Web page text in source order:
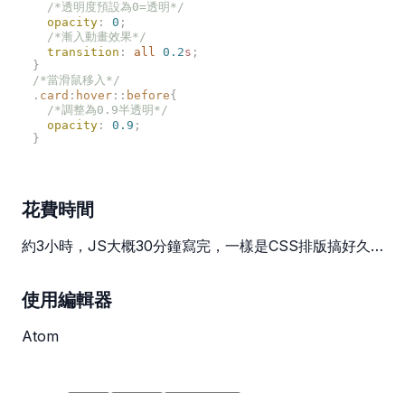
  opacity
: 0
  transition
: all 0.2s
. card : hover :: before
  opacity
: 0.9
花費時間
約3小時，JS大概30分鐘寫完，一樣是CSS排版搞好久…
使用編輯器
Atom